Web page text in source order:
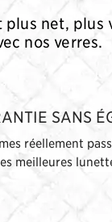
plus net, plus
nos verres.
SANS
réellement
meilleures